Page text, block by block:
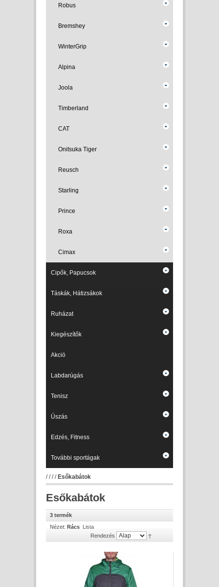
Robus
Bremshey
WinterGrip
Alpina
Joola
Timberland
CAT
Onitsuka Tiger
Reusch
Starling
Prince
Roxa
Cimax
Cipők, Papucsok
Táskák, Hátizsákok
Ruházat
Kiegészítők
Akció
Labdarúgás
Tenisz
Úszás
Edzés, Fitness
További sportágak
//// Esőkabátok
Esőkabátok
3 termék
Nézet: Rács Lista
Rendezés